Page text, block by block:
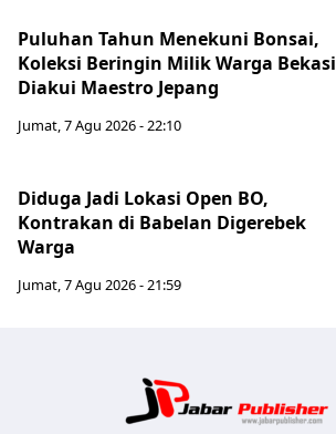
Puluhan Tahun Menekuni Bonsai,
Koleksi Beringin Milik Warga Bekasi
Diakui Maestro Jepang
Jumat, 7 Agu 2026 - 22:10
Diduga Jadi Lokasi Open BO,
Kontrakan di Babelan Digerebek
Warga
Jumat, 7 Agu 2026 - 21:59